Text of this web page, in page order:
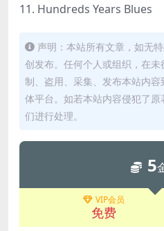
11. Hundreds Years Blues
声明：本站所有文章，如无
创发布。任何个人或组织，在
制、盗用、采集、发布本站内
体平台。如若本站内容侵犯了
们进行处理。
5
VIP会员
免费